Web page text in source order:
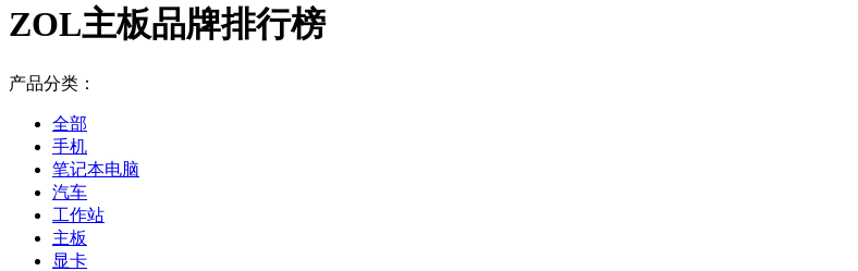
ZOL主板品牌排行榜
产品分类：
全部
手机
笔记本电脑
汽车
工作站
主板
显卡